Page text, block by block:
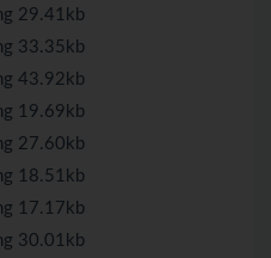
29.41kb
33.35kb
43.92kb
19.69kb
27.60kb
18.51kb
17.17kb
30.01kb